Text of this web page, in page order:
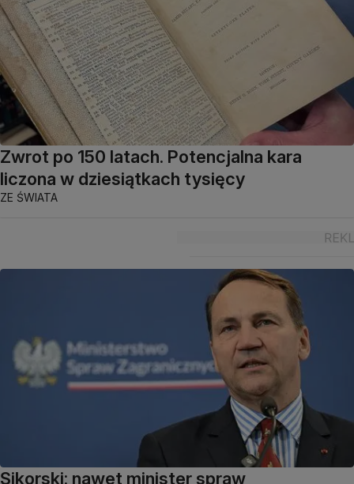
Zwrot po 150 latach. Potencjalna kara
liczona w dziesiątkach tysięcy
ZE ŚWIATA
Sikorski: nawet minister spraw